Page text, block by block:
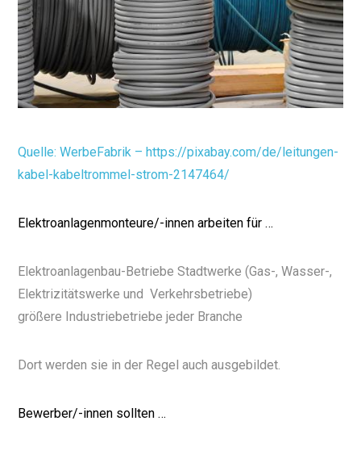
Quelle: WerbeFabrik – https://pixabay.com/de/leitungen-
kabel-kabeltrommel-strom-2147464/
Elektroanlagenmonteure/-innen arbeiten für …
Elektroanlagenbau-Betriebe Stadtwerke (Gas-, Wasser-,
Elektrizitätswerke und Verkehrsbetriebe)
größere Industriebetriebe jeder Branche
Dort werden sie in der Regel auch ausgebildet.
Bewerber/-innen sollten …